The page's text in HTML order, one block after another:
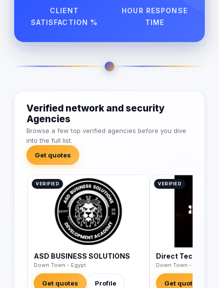
CLIENT
SATISFACTION %
HOUR RESPONSE
TIME
Verified network and security
Agencies
Browse a few top verified agencies before you dive
into the full list.
Get quotes
VERIFIED
ASD BUSINESS SOLUTIONS
Down Town - Egypt
Get quotes Profile
VERIFIED
Direct
Down Town - Egypt
Get quotes